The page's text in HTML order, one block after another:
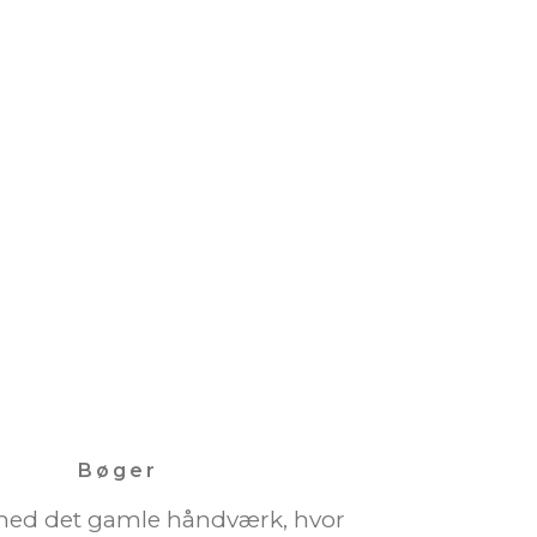
Bøger
det gamle håndværk, hvor